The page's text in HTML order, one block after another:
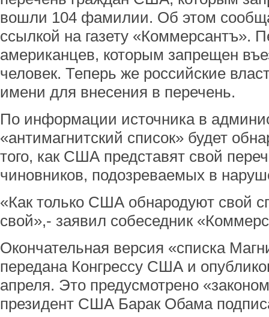
вошли 104 фамилии. Об этом
ссылкой на газету «Коммерсантъ».
американцев, которым запрещен
человек. Теперь же российские
имени для внесения в перечень.
По информации источника в
«антимагнитский список» будет
того, как США представят свой
чиновников, подозреваемых в
«Как только США обнародуют свой
свой»,- заявил собеседник
Окончательная версия «списка
передана Конгрессу США и
апреля. Это предусмотрено
президент США Барак Обама